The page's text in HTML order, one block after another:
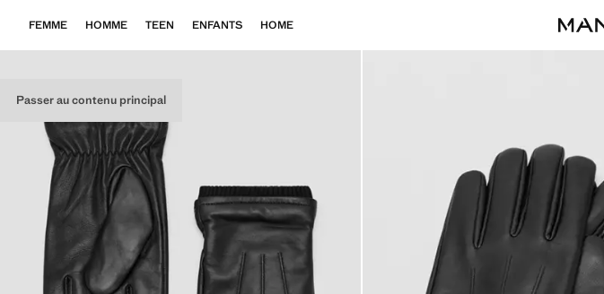
Passer au contenu principal
FEMME HOMME TEEN ENFANTS HOME